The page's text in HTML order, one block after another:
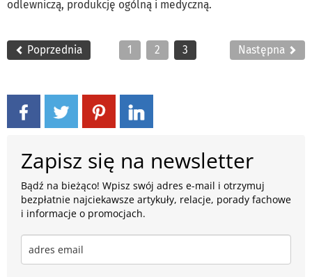
odlewniczą, produkcję ogólną i medyczną.
Poprzednia 1 2 3 Następna
Zapisz się na newsletter
Bądź na bieżąco! Wpisz swój adres e-mail i otrzymuj
bezpłatnie najciekawsze artykuły, relacje, porady fachowe
i informacje o promocjach.